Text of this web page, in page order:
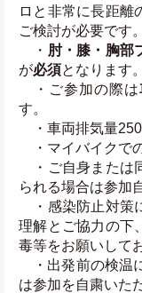
ロと非常に長距離
ご検討が必要です。
・ 肘・膝・胸部
が必須となります。
・ご参加の際は
す。
・車両排気量
・マイバイクで
・ご自身または
られる場合は参加
・感染防止対策
理解とご協力の下
毒等をお願いして
・出発前の検温
は参加を自粛いた